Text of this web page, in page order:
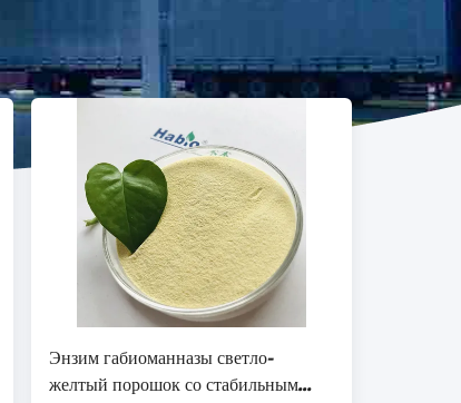
Энзим габиоманназы светло-
желтый порошок со стабильным